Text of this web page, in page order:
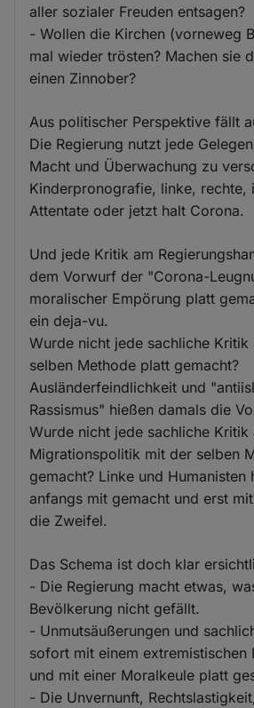
aller sozialer Freuden entsagen?
- Wollen die Kirchen (vorneweg
mal wieder trösten? Machen sie
einen Zinnober?
Aus politischer Perspektive fällt
Die Regierung nutzt jede
Macht und Überwachung zu
Kinderpronografie, linke, rechte,
Attentate oder jetzt halt Corona.
Und jede Kritik am
dem Vorwurf der "Corona-
moralischer Empörung platt
ein deja-vu.
Wurde nicht jede sachliche Kritik
selben Methode platt gemacht?
Ausländerfeindlichkeit und
Rassismus" hießen damals die
Wurde nicht jede sachliche Kritik
Migrationspolitik mit der selben
gemacht? Linke und Humanisten
anfangs mit gemacht und erst
die Zweifel.
Das Schema ist doch klar
- Die Regierung macht etwas,
Bevölkerung nicht gefällt.
- Unmutsäußerungen und
sofort mit einem extremistischen
und mit einer Moralkeule platt
- Die Unvernunft,